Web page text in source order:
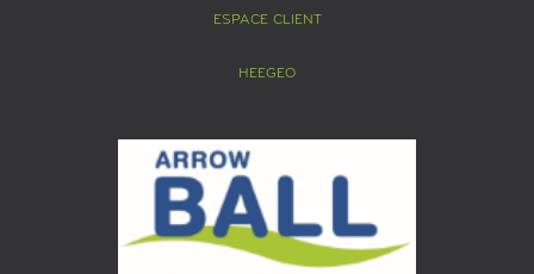
ESPACE CLIENT
HEEGEO